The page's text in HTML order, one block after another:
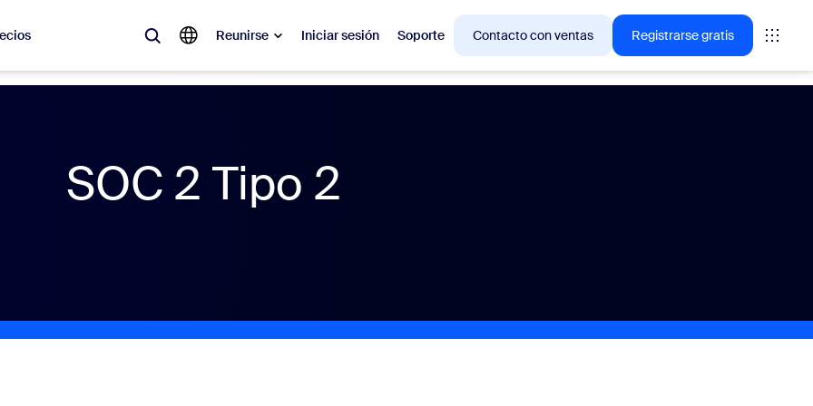
Reunirse Iniciar sesión Soporte Contacto con ventas Registrarse gratis
de contacto Información de CX
SOC 2 Tipo 2